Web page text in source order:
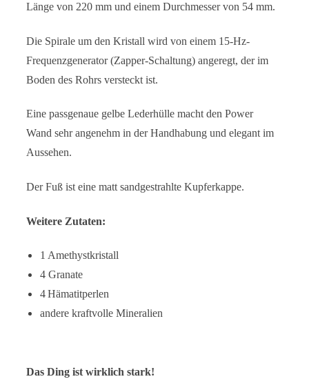
Länge von 220 mm und einem Durchmesser von 54 mm.
Die Spirale um den Kristall wird von einem 15-Hz-
Frequenzgenerator (Zapper-Schaltung) angeregt, der im
Boden des Rohrs versteckt ist.
Eine passgenaue gelbe Lederhülle macht den Power
Wand sehr angenehm in der Handhabung und elegant im
Aussehen.
Der Fuß ist eine matt sandgestrahlte Kupferkappe.
Weitere Zutaten:
1 Amethystkristall
4 Granate
4Hämatitperlen
andere kraftvolle Mineralien
Das Ding ist wirklich stark!